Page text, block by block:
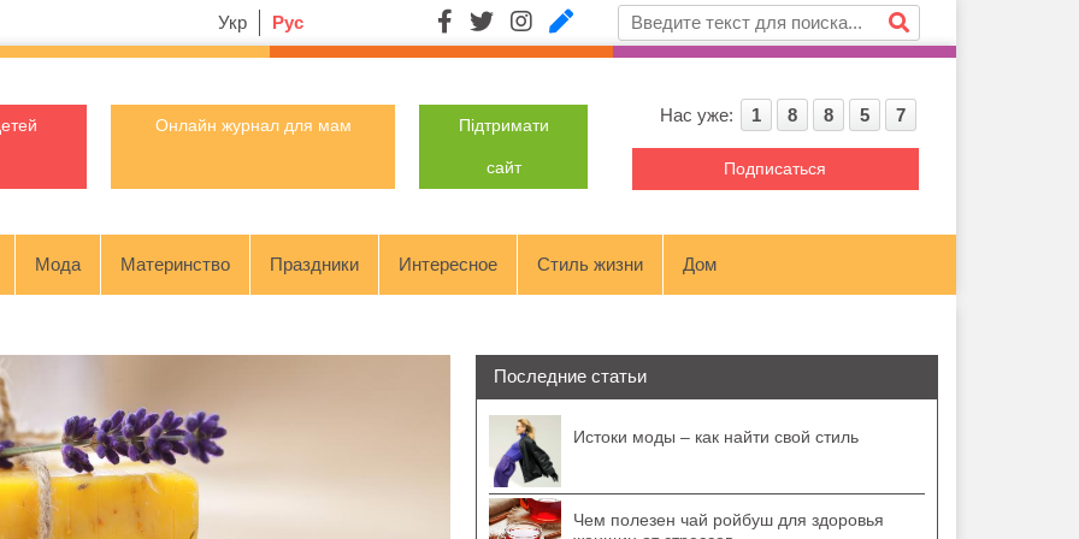
Укр Рус
Онлайн журнал для мам Підтримати
сайт
Нас уже: 1 8 8 5 7
Подписаться
Мода Материнство Праздники Интересное Стиль жизни Дом
Последние статьи
Истоки моды – как найти свой стиль
Чем полезен чай ройбуш для здоровья